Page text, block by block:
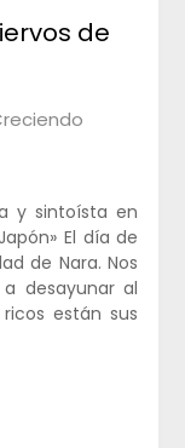
de
y sintoísta en
El día de
de Nara. Nos
desayunar al
están sus